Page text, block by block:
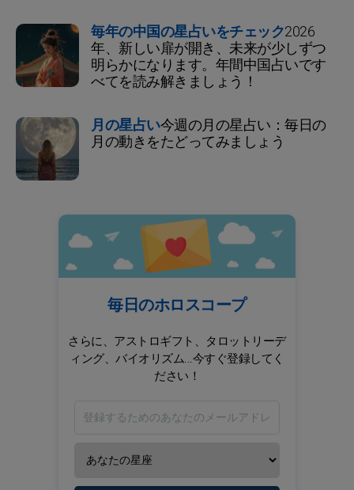
毎年の中国の星占いをチェック2026
年、新しい扉が開き、未来が少しずつ
明らかになります。年間中国占いです
べてを読み解きましょう！
月の星占い今週の月の星占い：毎日の
月の動きをたどってみましょう
毎日のホロスコープ
さらに、アストロギフト、タロットリーデ
ィング、バイオリズム...今すぐ登録してく
ださい！